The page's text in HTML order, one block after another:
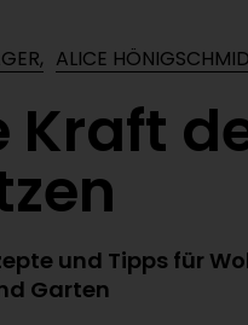
ALICE
Kraft
und Tipps für
Garten